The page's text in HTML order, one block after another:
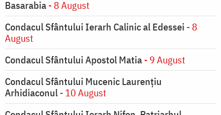
Basarabia- 8 August
Condacul Sfântului Ierarh Calinic al Edessei - 8
August
Condacul Sfântului Apostol Matia- 9 August
Condacul Sfântului Mucenic Laurențiu
Arhidiaconul- 10 August